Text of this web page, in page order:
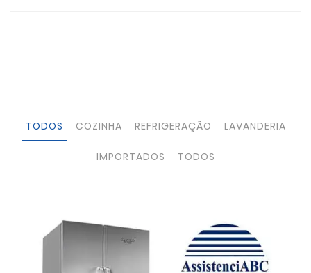
TODOS COZINHA REFRIGERAÇÃO LAVANDERIA
IMPORTADOS TODOS